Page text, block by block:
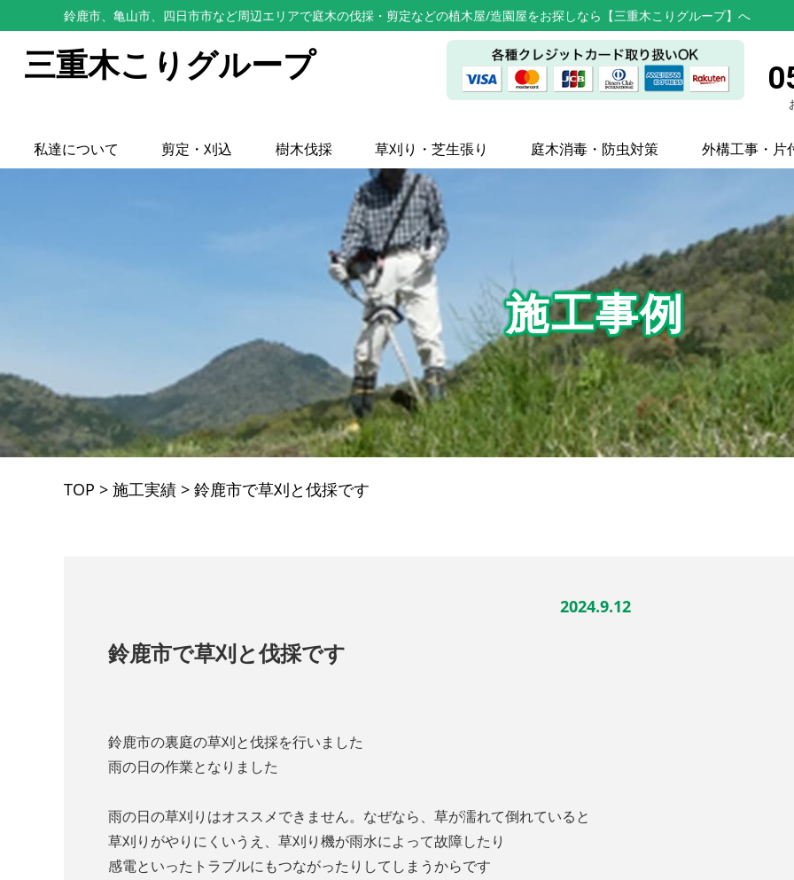
鈴鹿市、亀山市、四日市市など周辺エリアで庭木の伐採・剪定などの植木屋/造園屋をお探しなら【三重木こりグループ】へ
三重木こりグループ
私達について 剪定・刈込 樹木伐採 草刈り・芝生張り 庭木消毒・防虫対策 外構工事・片
施工事例
TOP > 施工実績 > 鈴鹿市で草刈と伐採です
2024.9.12
鈴鹿市で草刈と伐採です
鈴鹿市の裏庭の草刈と伐採を行いました
雨の日の作業となりました
雨の日の草刈りはオススメできません。なぜなら、草が濡れて倒れていると
草刈りがやりにくいうえ、草刈り機が雨水によって故障したり
感電といったトラブルにもつながったりしてしまうからです